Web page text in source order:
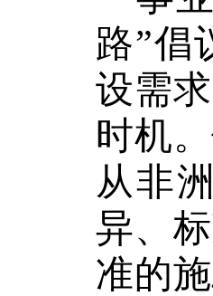
路”
设需
时机
从非
异、
准的